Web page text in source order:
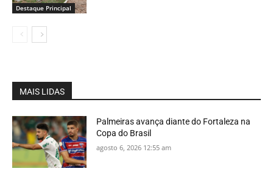
Destaque Principal
MAIS LIDAS
Palmeiras avança diante do Fortaleza na
Copa do Brasil
agosto 6, 2026 12:55 am